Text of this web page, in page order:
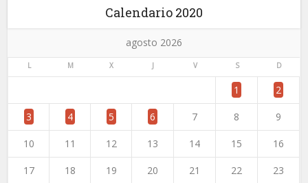
Calendario 2020
agosto 2026
L M X J V S D
1 2
3 4 5 6 7 8 9
10 11 12 13 14 15 16
17 18 19 20 21 22 23